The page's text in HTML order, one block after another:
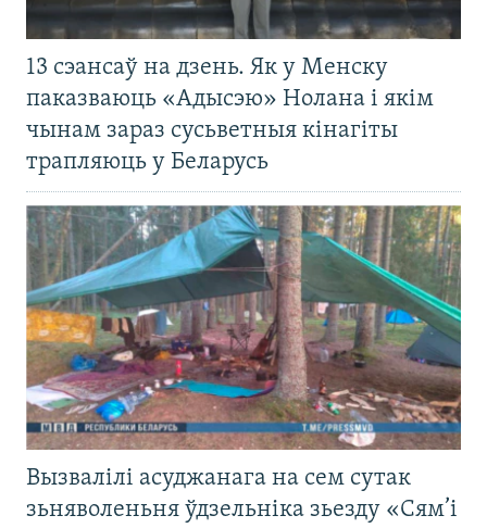
13 сэансаў на дзень. Як у Менску
паказваюць «Адысэю» Нолана і якім
чынам зараз сусьветныя кінагіты
трапляюць у Беларусь
Вызвалілі асуджанага на сем сутак
зьняволеньня ўдзельніка зьезду «Сям’і